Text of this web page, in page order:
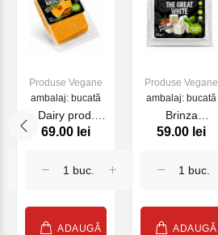
Produse Vegane
ambalaj: bucată
Dairy prod.
Tomatolly Basil
69.00 lei
ADAUGĂ
Produse Vegane
ambalaj: bucată
Brinza
greceasca The
g NATURLI
59.00 lei
ADAUGĂ